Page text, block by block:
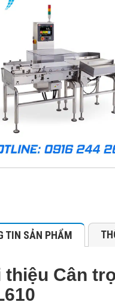
TIN SẢN PHẨM
thiệu Cân